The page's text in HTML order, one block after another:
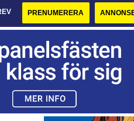
PRENUMERERA